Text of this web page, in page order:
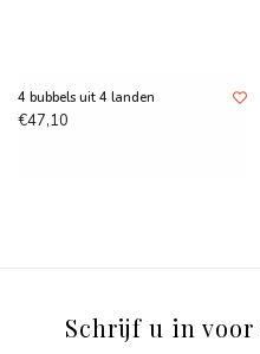
4 bubbels uit 4 landen
€47,10
Schrijf u in